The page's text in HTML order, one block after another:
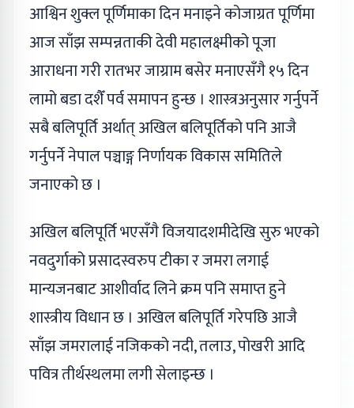
आश्विन शुक्ल पूर्णिमाका दिन मनाइने कोजाग्रत पूर्णिमा
आज साँझ सम्पन्नताकी देवी महालक्ष्मीको पूजा
आराधना गरी रातभर जाग्राम बसेर मनाएसँगै १५ दिन
लामो बडा दशैँ पर्व समापन हुन्छ । शास्त्रअनुसार गर्नुपर्ने
सबै बलिपूर्ति अर्थात् अखिल बलिपूर्तिको पनि आजै
गर्नुपर्ने नेपाल पञ्चाङ्ग निर्णायक विकास समितिले
जनाएको छ ।
अखिल बलिपूर्ति भएसँगै विजयादशमीदेखि सुरु भएको
नवदुर्गाको प्रसादस्वरुप टीका र जमरा लगाई
मान्यजनबाट आशीर्वाद लिने क्रम पनि समाप्त हुने
शास्त्रीय विधान छ । अखिल बलिपूर्ति गरेपछि आजै
साँझ जमरालाई नजिकको नदी, तलाउ, पोखरी आदि
पवित्र तीर्थस्थलमा लगी सेलाइन्छ ।